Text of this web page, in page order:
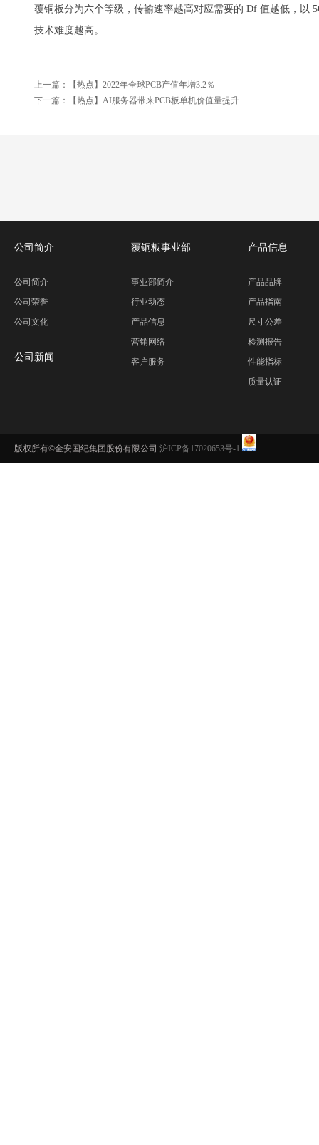
覆铜板分为六个等级，传输速率越高对应需要的 Df 值越低，以
技术难度越高。
上一篇：
【热点】2022年全球PCB产值年增3.2％
下一篇：
【热点】AI服务器带来PCB板单机价值量提升
公司简介
公司简介
公司荣誉
公司文化
公司新闻
覆铜板事业部
事业部简介
行业动态
产品信息
营销网络
客户服务
产品信息
产品品牌
产品指南
尺寸公差
检测报告
性能指标
质量认证
版权所有©金安国纪集团股份有限公司 沪ICP备17020653号-1